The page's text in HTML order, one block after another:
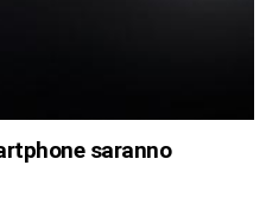
saranno